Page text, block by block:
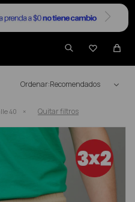

SALE TALLE 40
Recomendados
40 Quitar filtros